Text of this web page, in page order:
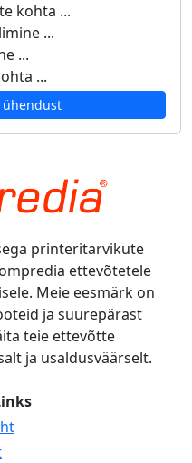
kohta ...
...
...
...
ühendust
printeritarvikute
ettevõtetele
Meie eesmärk on
ja suurepärast
teie ettevõtte
ja usaldusväärselt.